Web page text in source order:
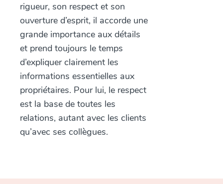
rigueur, son respect et son
ouverture d’esprit, il accorde une
grande importance aux détails
et prend toujours le temps
d’expliquer clairement les
informations essentielles aux
propriétaires. Pour lui, le respect
est la base de toutes les
relations, autant avec les clients
qu’avec ses collègues.